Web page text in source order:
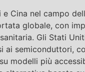
Cina nel campo
globale, con
Gli Stati
ai semiconduttori,
modelli più